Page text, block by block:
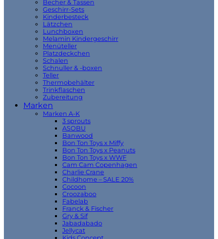
Becher & Tassen
Geschirr-Sets
Kinderbesteck
Lätzchen
Lunchboxen
Melamin Kindergeschirr
Menüteller
Platzdeckchen
Schalen
Schnuller & -boxen
Teller
Thermobehälter
Trinkflaschen
Zubereitung
Marken
Marken A-K
3 sprouts
ASOBU
Banwood
Bon Ton Toys x Miffy
Bon Ton Toys x Peanuts
Bon Ton Toys x WWF
Cam Cam Copenhagen
Charlie Crane
Childhome – SALE 20%
Cocoon
Croozaboo
Fabelab
Franck & Fischer
Gry & Sif
Jabadabado
Jellycat